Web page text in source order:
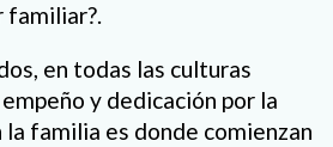
familiar?.
en todas las culturas
y dedicación por la
familia es donde comienzan